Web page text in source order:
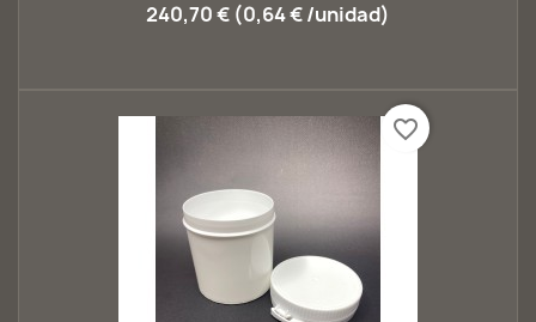
240,70 € (0,64 € /unidad)
favorite_border